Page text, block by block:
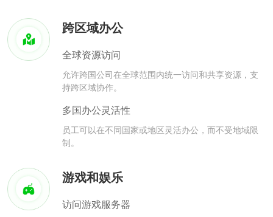
跨区域办公
全球资源访问
允许跨国公司在全球范围内统一访问和共享资源，支
持跨区域协作。
多国办公灵活性
员工可以在不同国家或地区灵活办公，而不受地域限
制。
游戏和娱乐
访问游戏服务器